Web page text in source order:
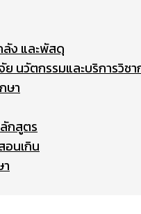
ลัง และพัสดุ
ย นวัตกรรมและบริการวิชา
ษา
กสูตร
อนเกิน